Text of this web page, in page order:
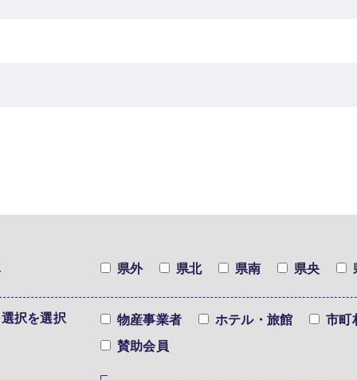
県外 県北 県南 県央
択を選択 物産事業者 ホテル・旅館
市町
賛助会員